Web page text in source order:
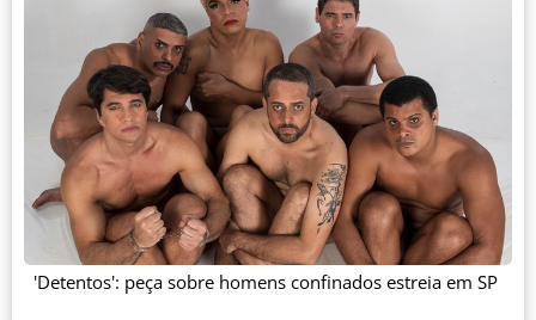
'Detentos': peça sobre homens confinados estreia em SP